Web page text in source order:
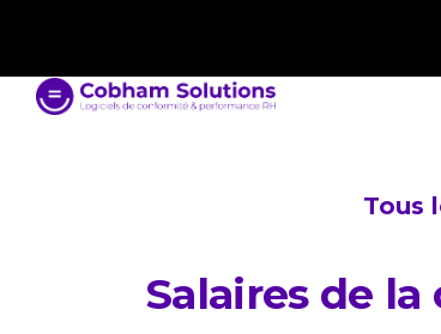
Tous
Salaires de la